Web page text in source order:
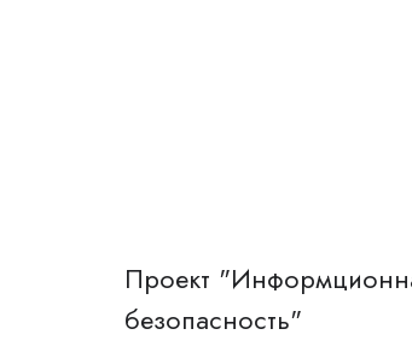
Проект
безопасность"